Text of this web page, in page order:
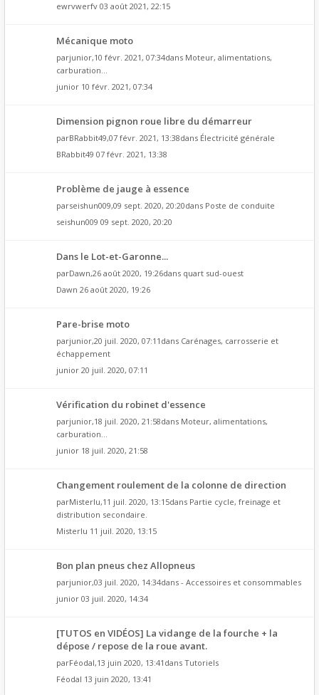
ewrvwerfv 03 août 2021, 22:15
Mécanique moto
parjunior,10 févr. 2021, 07:34dans Moteur, alimentations,
carburation...
junior 10 févr. 2021, 07:34
Dimension pignon roue libre du démarreur
parBRabbit49,07 févr. 2021, 13:38dans Électricité générale
BRabbit49 07 févr. 2021, 13:38
Problème de jauge à essence
parseishun009,09 sept. 2020, 20:20dans Poste de conduite
seishun009 09 sept. 2020, 20:20
Dans le Lot-et-Garonne...
parDawn,26 août 2020, 19:26dans quart sud-ouest
Dawn 26 août 2020, 19:26
Pare-brise moto
parjunior,20 juil. 2020, 07:11dans Carénages, carrosserie et
échappement
junior 20 juil. 2020, 07:11
Vérification du robinet d'essence
parjunior,18 juil. 2020, 21:58dans Moteur, alimentations,
carburation...
junior 18 juil. 2020, 21:58
Changement roulement de la colonne de direction
parMisterlu,11 juil. 2020, 13:15dans Partie cycle, freinage et
distribution secondaire.
Misterlu 11 juil. 2020, 13:15
Bon plan pneus chez Allopneus
parjunior,03 juil. 2020, 14:34dans - Accessoires et consommables
junior 03 juil. 2020, 14:34
[TUTOS en VIDÉOS] La vidange de la fourche + la
dépose / repose de la roue avant.
parFéodal,13 juin 2020, 13:41dans Tutoriels
Féodal 13 juin 2020, 13:41